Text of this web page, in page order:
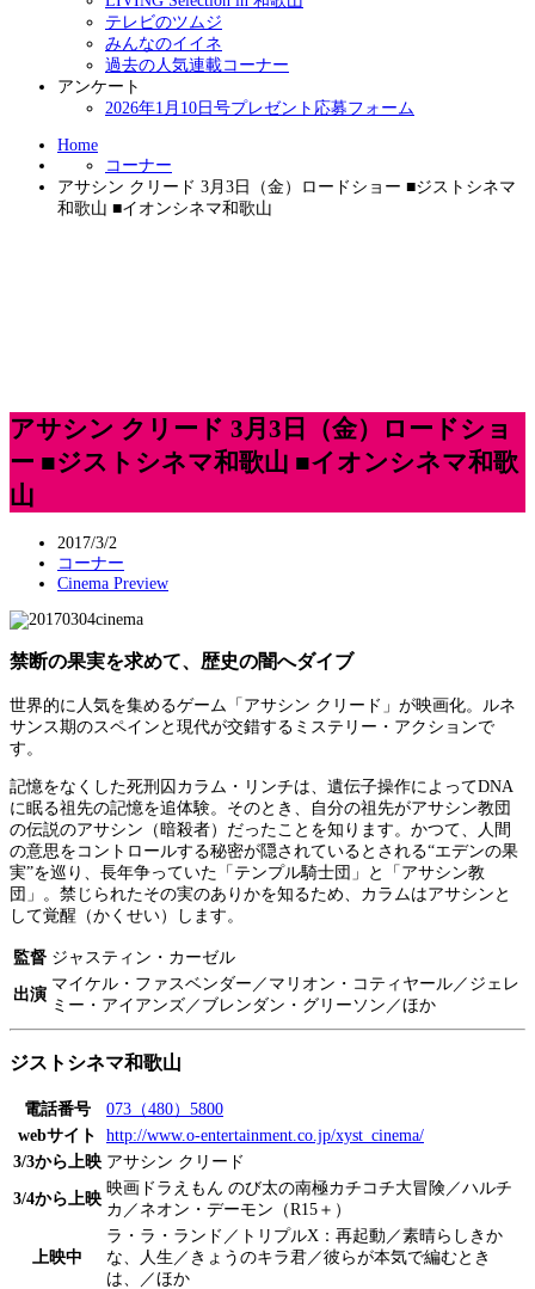
テレビのツムジ
みんなのイイネ
過去の人気連載コーナー
アンケート
2026年1月10日号プレゼント応募フォーム
Home
コーナー
アサシン クリード 3月3日（金）ロードショー ■ジストシネマ
和歌山 ■イオンシネマ和歌山
アサシン クリード 3月3日（金）ロードショ
ー ■ジストシネマ和歌山 ■イオンシネマ和歌
山
2017/3/2
コーナー
Cinema Preview
禁断の果実を求めて、歴史の闇へダイブ
世界的に人気を集めるゲーム「アサシン クリード」が映画化。ルネ
サンス期のスペインと現代が交錯するミステリー・アクションで
す。
記憶をなくした死刑囚カラム・リンチは、遺伝子操作によってDNA
に眠る祖先の記憶を追体験。そのとき、自分の祖先がアサシン教団
の伝説のアサシン（暗殺者）だったことを知ります。かつて、人間
の意思をコントロールする秘密が隠されているとされる“エデンの果
実”を巡り、長年争っていた「テンプル騎士団」と「アサシン教
団」。禁じられたその実のありかを知るため、カラムはアサシンと
して覚醒（かくせい）します。
監督 ジャスティン・カーゼル
出演
マイケル・ファスベンダー／マリオン・コティヤール／ジェレ
ミー・アイアンズ／ブレンダン・グリーソン／ほか
ジストシネマ和歌山
電話番号
073（480）5800
webサイト
http://www.o-entertainment.co.jp/xyst_cinema/
3/3から上映 アサシン クリード
3/4から上映
映画ドラえもん のび太の南極カチコチ大冒険／ハルチ
カ／ネオン・デーモン（R15＋）
上映中
ラ・ラ・ランド／トリプルX：再起動／素晴らしきか
な、人生／きょうのキラ君／彼らが本気で編むとき
は、／ほか